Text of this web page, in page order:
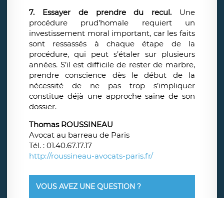
7. Essayer de prendre du recul. Une
procédure prud’homale requiert un
investissement moral important, car les faits
sont ressassés à chaque étape de la
procédure, qui peut s’étaler sur plusieurs
années. S’il est difficile de rester de marbre,
prendre conscience dès le début de la
nécessité de ne pas trop s’impliquer
constitue déjà une approche saine de son
dossier.
Thomas ROUSSINEAU
Avocat au barreau de Paris
Tél. : 01.40.67.17.17
http://roussineau-avocats-paris.fr/
VOUS AVEZ UNE QUESTION ?